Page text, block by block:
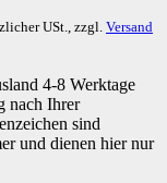
USt., zzgl. Versand
4-8 Werktage
nach Ihrer
sind
und dienen hier nur